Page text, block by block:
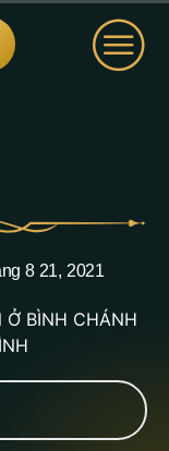
8 21, 2021
Ở BÌNH CHÁNH